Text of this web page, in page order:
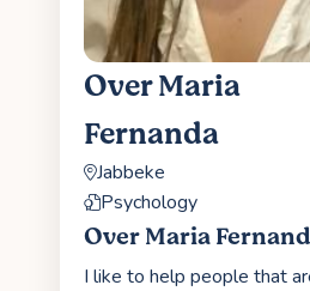
Over Maria
Fernanda
Jabbeke
Psychology
Over Maria
I like to help people that